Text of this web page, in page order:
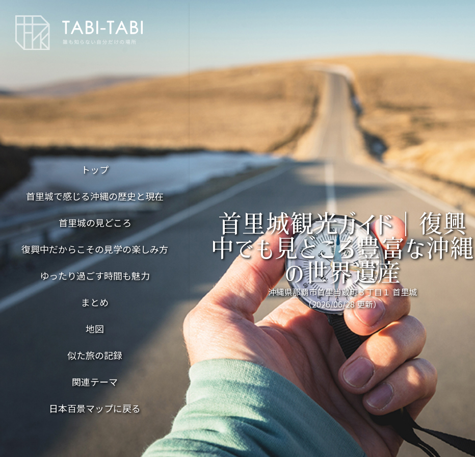
トップ
首里城で感じる沖縄の歴史と現在
首里城の見どころ
復興中だからこその見学の楽しみ方
ゆったり過ごす時間も魅力
まとめ
地図
似た旅の記録
関連テーマ
日本百景マップに戻る
首里城観光ガイド｜復興
中でも見どころ豊富な沖縄
の世界遺産
沖縄県那覇市首里当蔵町３丁目１ 首里城
（2026/06/28 更新）